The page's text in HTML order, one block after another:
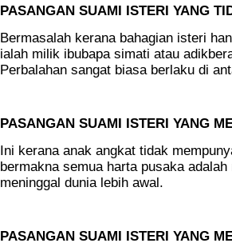
PASANGAN SUAMI ISTERI YANG
Bermasalah kerana bahagian isteri
ialah milik ibubapa simati atau
Perbalahan sangat biasa berlaku di
PASANGAN SUAMI ISTERI YANG
Ini kerana anak angkat tidak
bermakna semua harta pusaka
meninggal dunia lebih awal.​
PASANGAN SUAMI ISTERI YANG